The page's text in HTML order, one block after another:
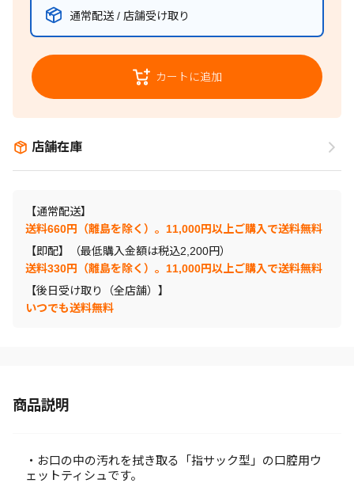
通常配送 / 店舗受け取り
カートに追加
店舗在庫
【通常配送】
送料660円（離島を除く）。11,000円以上ご購入で送料無料
【即配】（最低購入金額は税込2,200円）
送料330円（離島を除く）。11,000円以上ご購入で送料無料
【後日受け取り（全店舗）】
いつでも送料無料
商品説明
・お口の中の汚れを拭き取る「指サック型」の口腔用ウ
ェットティシュです。